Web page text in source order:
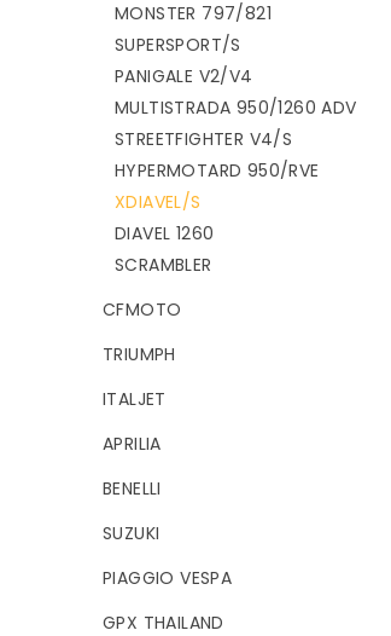
MONSTER 797/821
SUPERSPORT/S
PANIGALE V2/V4
MULTISTRADA 950/1260 ADV
STREETFIGHTER V4/S
HYPERMOTARD 950/RVE
XDIAVEL/S
DIAVEL 1260
SCRAMBLER
CFMOTO
TRIUMPH
ITALJET
APRILIA
BENELLI
SUZUKI
PIAGGIO VESPA
GPX THAILAND